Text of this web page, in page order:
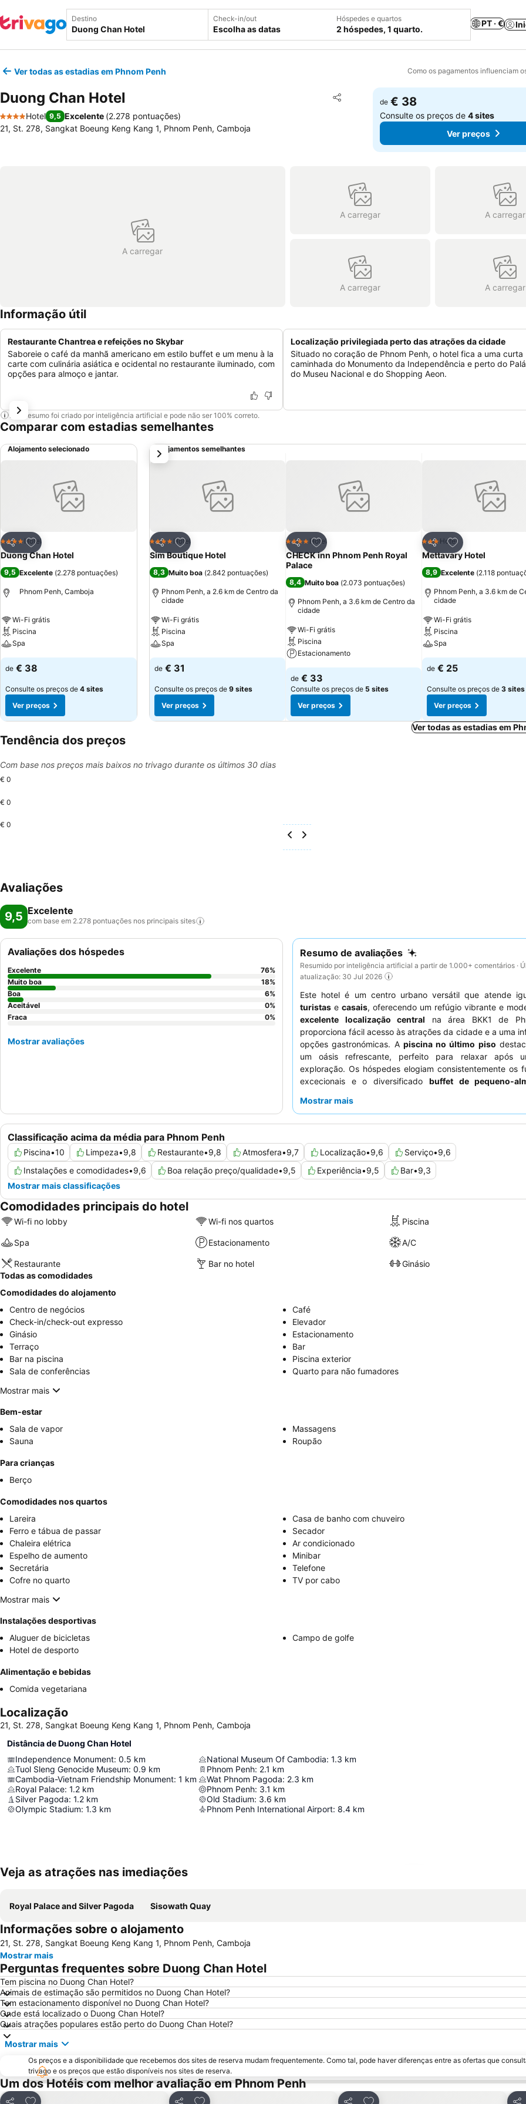
Destino Check-in/out
Escolha as datas
Hóspedes e quartos
2 hóspedes, 1 quarto.
PT · €
Ver todas as estadias em Phnom Penh Como os pagamentos influenciam
Duong Chan Hotel Partilhar
Adicionar aos favoritos
4 Estrelas
Hotel 9,5 Excelente (2.278 pontuações)
21, St. 278, Sangkat Boeung Keng Kang 1, Phnom Penh, Camboja
de € 38
Consulte os preços de4 sites
Ver preços
A carregar
A carregar A carregar
A carregar A carregar
Informação útil
Restaurante Chantrea e refeições no Skybar
Saboreie o café da manhã americano em estilo buffet e um menu à la
carte com culinária asiática e ocidental no restaurante iluminado, com
opções para almoço e jantar.
Localização privilegiada perto das atrações da cidade
Situado no coração de Phnom Penh, o hotel fica a uma curta
caminhada do Monumento da Independência e perto do
do Museu Nacional e do Shopping Aeon.
Este resumo foi criado por inteligência artificial e pode não ser 100% correto.
Comparar com estadias semelhantes
Alojamento selecionado
Partilhar
Adicionar aos favoritos
4 EstrelasHotel
Duong Chan Hotel
9,5 Excelente (2.278 pontuações)
Phnom Penh, Camboja
Wi-Fi grátis
Piscina
Spa
de € 38
Consulte os preços de 4 sites
Ver preços
Alojamentos semelhantes
Partilhar
Adicionar aos favoritos
4 EstrelasHotel
Sim Boutique Hotel
8,3 Muito boa (2.842 pontuações)
Phnom Penh, a 2.6 km de Centro da
cidade
Wi-Fi grátis
Piscina
Spa
de € 31
Consulte os preços de 9 sites
Ver preços
Partilhar
Adicionar aos favoritos
4 EstrelasHotel
CHECK inn Phnom Penh Royal
Palace
8,4 Muito boa (2.073 pontuações)
Phnom Penh, a 3.6 km de Centro da
cidade
Wi-Fi grátis
Piscina
Estacionamento
de € 33
Consulte os preços de 5 sites
Ver preços
Partilhar
Adicionar aos
3 Estrelas
Hotel
Mettavary Hotel
8,9 Excelente (2.118
Phnom Penh, a 3.6 km de
cidade
Wi-Fi grátis
Piscina
Spa
de € 25
Consulte os preços de 3 sites
Ver preços
próximo
Ver todas as estadias em
Tendência dos preços
Com base nos preços mais baixos no trivago durante os últimos 30 dias
€ 0
€ 0
€ 0
Avaliações
9,5 Excelente
com base em 2.278 pontuações nos principais sites
Resumo de avaliações
Resumido por inteligência artificial a partir de 1.000+ comentários ·
atualização: 30 Jul 2026
Este hotel é um centro urbano versátil que atende
turistas e casais, oferecendo um refúgio vibrante e
excelente localização central na área BKK1 de
proporciona fácil acesso às atrações da cidade e a uma
opções gastronómicas. A piscina no último piso
um oásis refrescante, perfeito para relaxar após
exploração. Os hóspedes elogiam consistentemente os
excecionais e o diversificado buffet de pequeno-
uma experiência verdadeiramente memorável, não deixe
Mostrar mais
Classificação acima da média para Phnom Penh
Piscina•10 Limpeza•9,8 Restaurante•9,8 Atmosfera•9,7 Localização•9,6 Serviço•9,6
Instalações e comodidades•9,6 Boa relação preço/qualidade•9,5 Experiência•9,5 Bar•9,3
Mostrar mais classificações
Avaliações dos hóspedes
Excelente 76%
Muito boa
18%
Boa
6%
Aceitável
0%
Fraca
0%
Mostrar avaliações
Comodidades principais do hotel
Wi-fi no lobby Wi-fi nos quartos Piscina
Spa Estacionamento A/C
Restaurante Bar no hotel
Ginásio
Todas as comodidades
Comodidades do alojamento
Centro de negócios
Café
Check-in/check-out expresso
Elevador
Ginásio
Estacionamento
Terraço
Bar
Bar na piscina
Piscina exterior
Sala de conferências
Quarto para não fumadores
Mostrar mais
Bem-estar
Sala de vapor
Massagens
Sauna
Roupão
Para crianças
Berço
Comodidades nos quartos
Lareira
Casa de banho com chuveiro
Ferro e tábua de passar
Secador
Chaleira elétrica
Ar condicionado
Espelho de aumento
Minibar
Secretária
Telefone
Cofre no quarto
TV por cabo
Mostrar mais
Instalações desportivas
Aluguer de bicicletas
Campo de golfe
Hotel de desporto
Alimentação e bebidas
Comida vegetariana
Localização
21, St. 278, Sangkat Boeung Keng Kang 1, Phnom Penh, Camboja
Distância de Duong Chan Hotel
Independence Monument: 0.5 km
Tuol Sleng Genocide Museum: 0.9 km
Cambodia-Vietnam Friendship Monument: 1 km
Royal Palace: 1.2 km
Silver Pagoda: 1.2 km
Olympic Stadium: 1.3 km
National Museum Of Cambodia: 1.3 km
Phnom Penh: 2.1 km
Wat Phnom Pagoda: 2.3 km
Phnom Penh: 3.1 km
Old Stadium: 3.6 km
Phnom Penh International Airport: 8.4 km
Veja as atrações nas imediações
Royal Palace and Silver Pagoda Sisowath Quay
Informações sobre o alojamento
21, St. 278, Sangkat Boeung Keng Kang 1, Phnom Penh, Camboja
Mostrar mais
Perguntas frequentes sobre Duong Chan Hotel
Tem piscina no Duong Chan Hotel?
Animais de estimação são permitidos no Duong Chan Hotel?
Tem estacionamento disponível no Duong Chan Hotel?
Onde está localizado o Duong Chan Hotel?
Quais atrações populares estão perto do Duong Chan Hotel?
Mostrar mais
Os preços e a disponibilidade que recebemos dos sites de reserva mudam frequentemente. Como tal, pode haver diferenças entre as ofertas que
trivago e os preços que estão disponíveis nos sites de reserva.
Um dos Hotéis com melhor avaliação em Phnom Penh
Adicionar aos favoritos Adicionar aos favoritos Adicionar aos favoritos